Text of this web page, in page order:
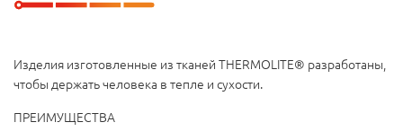
Изделия изготовленные из тканей THERMOLITE® разработаны,
чтобы держать человека в тепле и сухости.
ПРЕИМУЩЕСТВА